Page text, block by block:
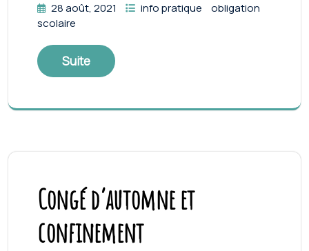
28 août, 2021 info pratique
obligation
scolaire
Suite
Congé d’automne et
confinement